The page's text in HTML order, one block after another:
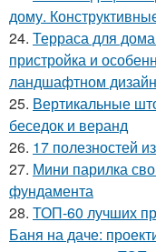
дому.
24. Терраса для
пристройка и
ландшафтном
25. Вертикальные
беседок и веранд
26. 17 полезностей
27. Мини парилка
фундамента
28. ТОП-60 лучших
Баня на даче: